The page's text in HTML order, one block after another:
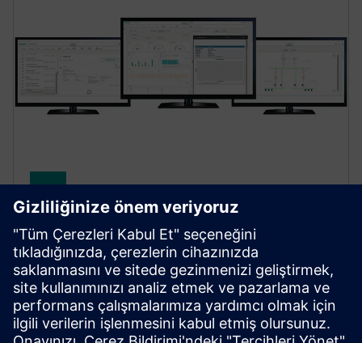
SENTRON Powermanager
SENTRON Powermanager software is your
comprehensive energy management system (EMS)
with advanced functions for industrial, building and
infrastructure applications.